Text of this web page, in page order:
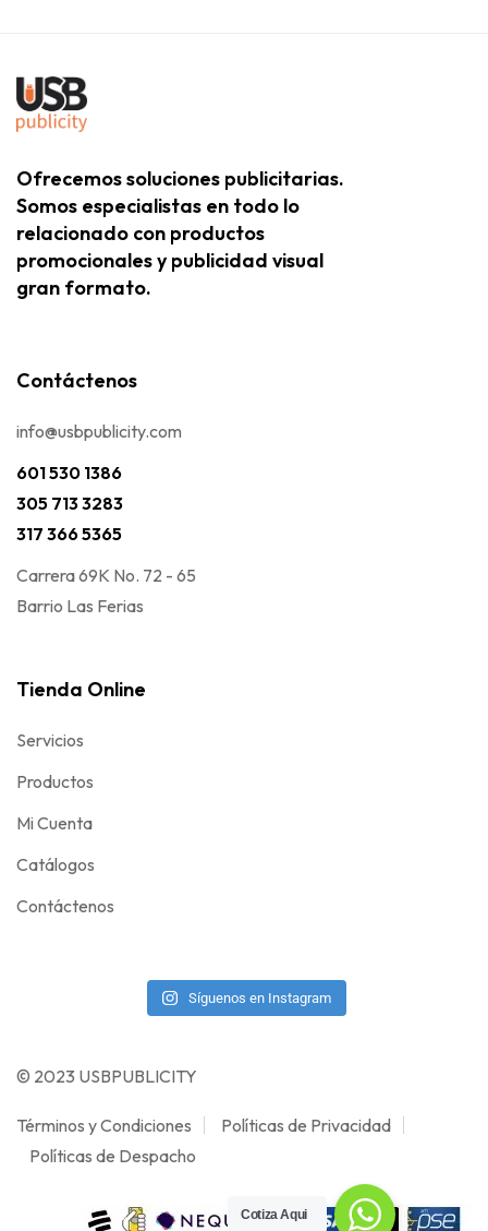
Ofrecemos soluciones publicitarias.
Somos especialistas en todo lo
relacionado con productos
promocionales y publicidad visual
gran formato.
Contáctenos
info@usbpublicity.com
601 530 1386
305 713 3283
317 366 5365
Carrera 69K No. 72 - 65
Barrio Las Ferias
Tienda Online
Servicios
Productos
Mi Cuenta
Catálogos
Contáctenos
Síguenos en Instagram
© 2023 USBPUBLICITY
Términos y Condiciones
Políticas de Privacidad
Políticas de Despacho
Cotiza Aqui